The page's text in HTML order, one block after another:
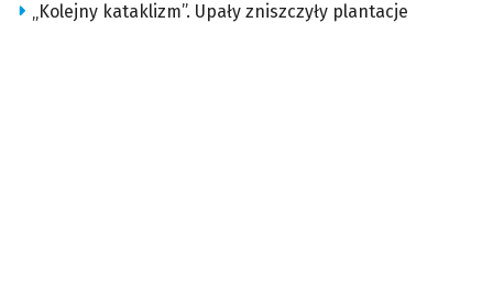
„Kolejny kataklizm”. Upały zniszczyły plantacje